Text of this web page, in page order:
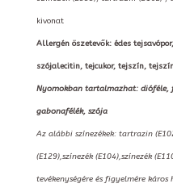
kivonat
Allergén öszetevők: édes
szójalecitin, tejcukor, tejszín,
Nyomokban tartalmazhat:
gabonafélék, szója
Az alábbi színezékek: tartrazin
(E129),színezék (E104),színezék
tevékenységére és figyelmére